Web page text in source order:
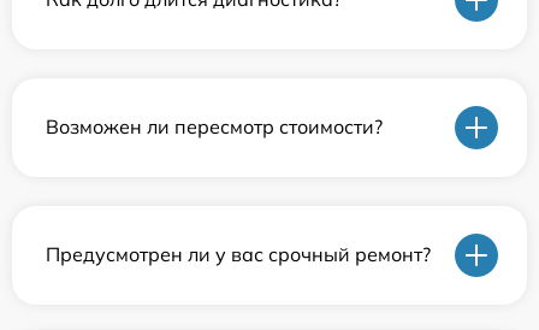
Возможен ли пересмотр стоимости?
Предусмотрен ли у вас срочный ремонт?